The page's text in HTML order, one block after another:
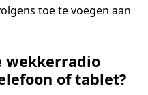
toe te voegen aan
wekkerradio
of tablet?